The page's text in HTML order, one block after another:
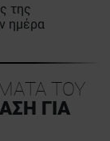
της
ημέρα
ΤΟΥ
ΓΙΑ